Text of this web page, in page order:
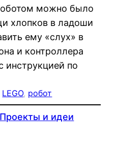
можно было
хлопков в ладоши
ему «слух» в
и контроллера
инструкцией по
LEGO, робот
Проекты и идеи